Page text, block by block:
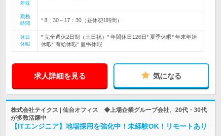
年収
勤務
時間
* 8：30～17：30（昼休憩1時間）
休日
休暇
* 完全週休2日制（土日祝）* 年間休日126日* 夏季休暇* 年末年始
休暇* 有給休暇* 慶弔休暇
求人詳細を見る 気になる
株式会社テイクス | 仙台オフィス ◆上場企業グループ会社、20代・30代
が多数活躍中
【ITエンジニア】地場採用を強化中！未経験OK！リモートあり